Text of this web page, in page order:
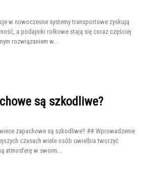
w nowoczesne systemy transportowe zyskują
a podajniki rolkowe stają się coraz częściej
rozwiązaniem w...
są szkodliwe?
zapachowe są szkodliwe? ## Wprowadzenie
czasach wiele osób uwielbia tworzyć
atmosferę w swoim...